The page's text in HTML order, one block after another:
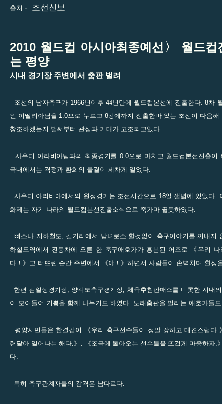
출처 - 조선신보
2010 월드컵 아시아최종예선〉 월드컵
는 평양
시내 경기장 주변에서 춤판 벌려
조선의 남자축구가 1966년이후 44년만에 월드컵본선에 진출한다. 8차
인 이딸리아팀을 1:0으로 누르고 8강에까지 진출한바 있는 조선이 다음
창조하겠는지 벌써부터 관심과 기대가 고조되고있다.
사우디 아라비아팀과의 최종경기를 0:0으로 마치고 월드컵본선진출이
국내에서는 격정과 환희의 물결이 세차게 일었다.
사우디 아리비아에서의 원정경기는 조선시간으로 18일 샐녘에 있었다.
화제는 자기 나라의 월드컵본선진출소식으로 죽가마 끓듯하였다.
뻐스나 지하철도, 길거리에서 남녀로소 할것없이 축구이야기를 꺼내지
하철도역에서 전동차에 오른 한 축구애호가가 흥분된 어조로 《우리 나
다！》고 터뜨린 순간 주변에서 《야！》하면서 사람들이 손벽치며 환성
한편 김일성경기장, 양각도축구경기장, 체육추첨판매소를 비롯한 시내
이 모여들어 기쁨을 함께 나누기도 하였다. 노래춤판을 벌리는 애호가들
평양시민들은 한결같이 《우리 축구선수들이 정말 장하고 대견스럽다
련달아 일어나는 해다.》, 《조국에 돌아오는 선수들을 뜨겁게 마중하자.
다.
특히 축구관계자들의 감격은 남다르다.